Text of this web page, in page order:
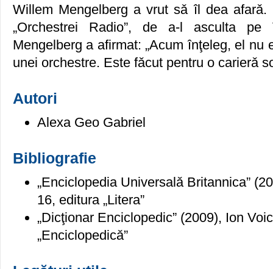
Willem Mengelberg a vrut sǎ îl dea afarǎ.
„Orchestrei Radio”, de a-l asculta
Mengelberg a afirmat: „Acum înţeleg, el nu
unei orchestre. Este fǎcut pentru o carierǎ
Autori
Alexa Geo Gabriel
Bibliografie
„Enciclopedia Universalǎ Britannica”
16, editura „Litera”
„Dicţionar Enciclopedic” (2009), Ion
„Enciclopedicǎ”